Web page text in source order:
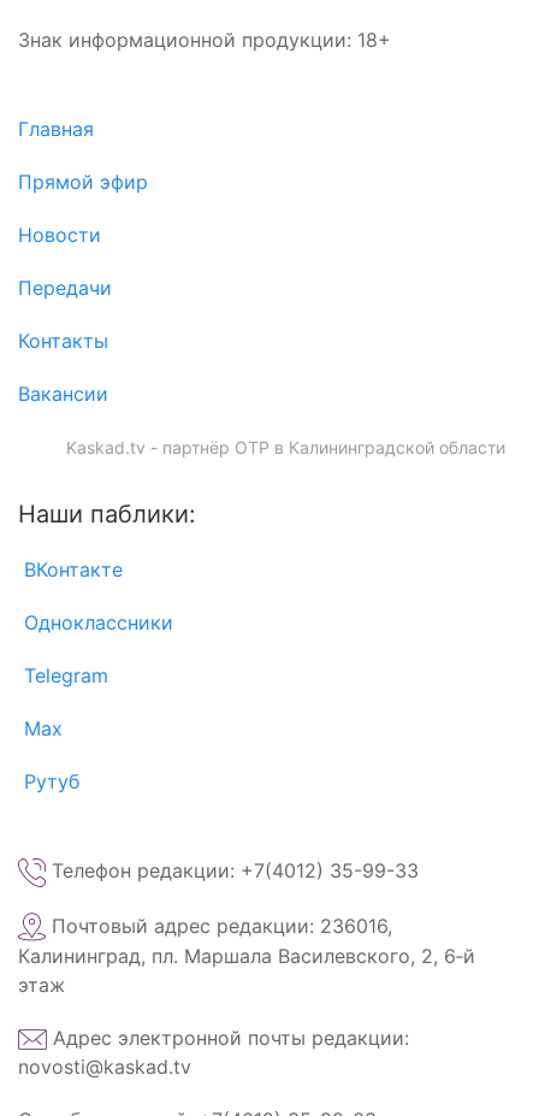
Знак информационной продукции: 18+
Главная
Прямой эфир
Новости
Передачи
Контакты
Вакансии
Kaskad.tv - партнёр ОТР в Калининградской области
Наши паблики:
ВКонтакте
Одноклассники
Telegram
Max
Рутуб
Телефон редакции: +7(4012) 35-99-33
Почтовый адрес редакции: 236016,
Калининград, пл. Маршала Василевского, 2, 6‑й
этаж
Адрес электронной почты редакции:
novosti@kaskad.tv